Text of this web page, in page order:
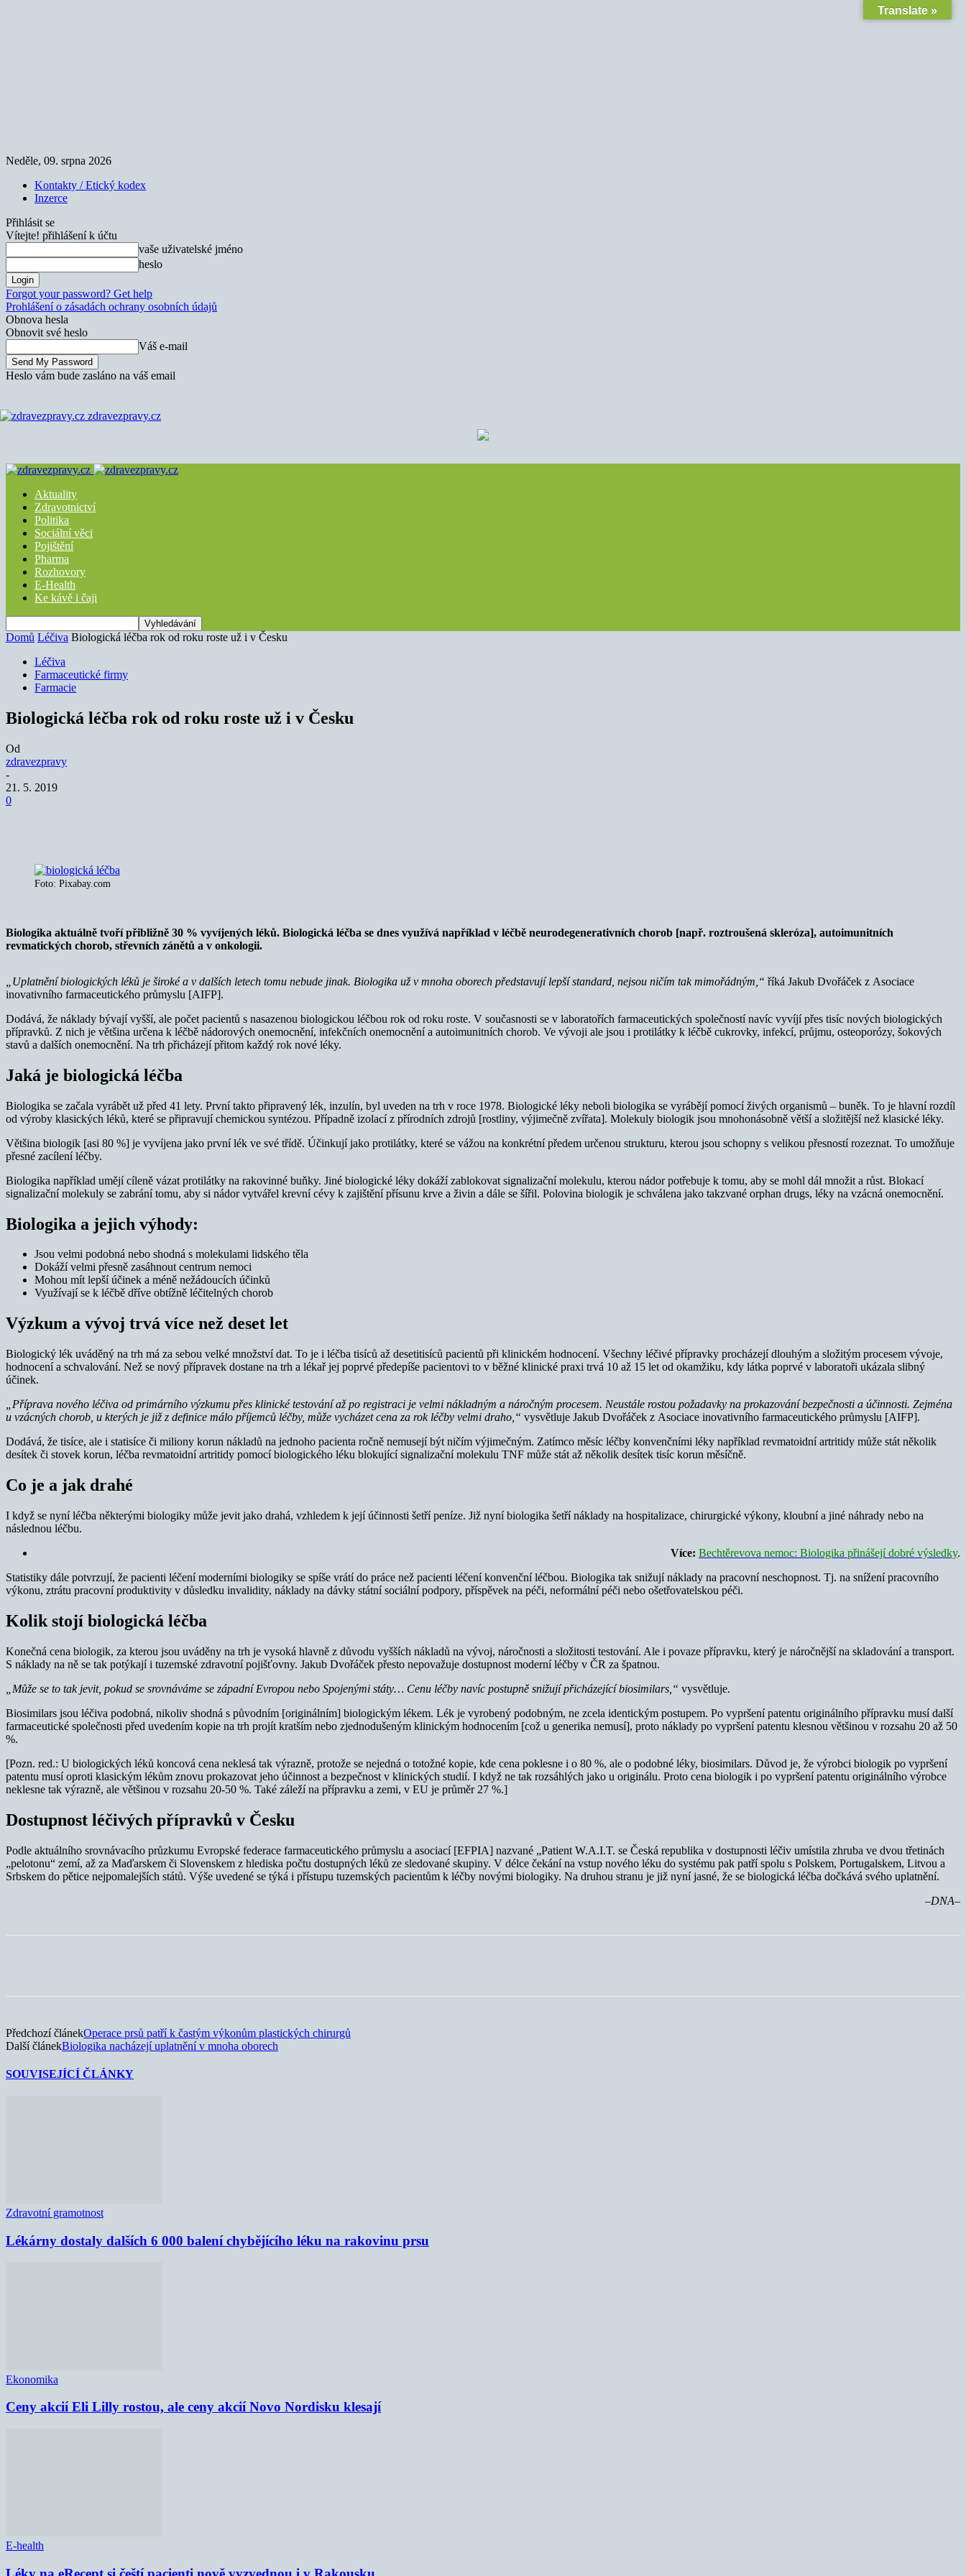
Neděle, 09. srpna 2026
Kontakty / Etický kodex
Inzerce
Přihlásit se
Vítejte! přihlášení k účtu
vaše uživatelské jméno
heslo
Forgot your password? Get help
Prohlášení o zásadách ochrany osobních údajů
Obnova hesla
Obnovit své heslo
Váš e-mail
Heslo vám bude zasláno na váš email
zdravezpravy.cz
Aktuality
Zdravotnictví
Politika
Sociální věci
Pojištění
Pharma
Rozhovory
E-Health
Ke kávě i čaji
Domů Léčiva Biologická léčba rok od roku roste už i v Česku
Léčiva
Farmaceutické firmy
Farmacie
Biologická léčba rok od roku roste už i v Česku
Od
zdravezpravy
-
21. 5. 2019
0
Foto: Pixabay.com
Biologika aktuálně tvoří přibližně 30 % vyvíjených léků. Biologická léčba se dnes využívá například v léčbě neurodegenerativních chorob [např. roztroušená skleróza], autoimunitních
revmatických chorob, střevních zánětů a v onkologii.
„Uplatnění biologických léků je široké a v dalších letech tomu nebude jinak. Biologika už v mnoha oborech představují lepší standard, nejsou ničím tak mimořádným,“ říká Jakub Dvořáček z Asociace
inovativního farmaceutického průmyslu [AIFP].
Dodává, že náklady bývají vyšší, ale počet pacientů s nasazenou biologickou léčbou rok od roku roste. V současnosti se v laboratořích farmaceutických společností navíc vyvíjí přes tisíc nových biologických
přípravků. Z nich je většina určena k léčbě nádorových onemocnění, infekčních onemocnění a autoimunitních chorob. Ve vývoji ale jsou i protilátky k léčbě cukrovky, infekcí, průjmu, osteoporózy, šokových
stavů a dalších onemocnění. Na trh přicházejí přitom každý rok nové léky.
Jaká je biologická léčba
Biologika se začala vyrábět už před 41 lety. První takto připravený lék, inzulín, byl uveden na trh v roce 1978. Biologické léky neboli biologika se vyrábějí pomocí živých organismů – buněk. To je hlavní rozdíl
od výroby klasických léků, které se připravují chemickou syntézou. Případně izolací z přírodních zdrojů [rostliny, výjimečně zvířata]. Molekuly biologik jsou mnohonásobně větší a složitější než klasické léky.
Většina biologik [asi 80 %] je vyvíjena jako první lék ve své třídě. Účinkují jako protilátky, které se vážou na konkrétní předem určenou strukturu, kterou jsou schopny s velikou přesností rozeznat. To umožňuje
přesné zacílení léčby.
Biologika například umějí cíleně vázat protilátky na rakovinné buňky. Jiné biologické léky dokáží zablokovat signalizační molekulu, kterou nádor potřebuje k tomu, aby se mohl dál množit a růst. Blokací
signalizační molekuly se zabrání tomu, aby si nádor vytvářel krevní cévy k zajištění přísunu krve a živin a dále se šířil. Polovina biologik je schválena jako takzvané orphan drugs, léky na vzácná onemocnění.
Biologika a jejich výhody:
Jsou velmi podobná nebo shodná s molekulami lidského těla
Dokáží velmi přesně zasáhnout centrum nemoci
Mohou mít lepší účinek a méně nežádoucích účinků
Využívají se k léčbě dříve obtížně léčitelných chorob
Výzkum a vývoj trvá více než deset let
Biologický lék uváděný na trh má za sebou velké množství dat. To je i léčba tisíců až desetitisíců pacientů při klinickém hodnocení. Všechny léčivé přípravky procházejí dlouhým a složitým procesem vývoje,
hodnocení a schvalování. Než se nový přípravek dostane na trh a lékař jej poprvé předepíše pacientovi to v běžné klinické praxi trvá 10 až 15 let od okamžiku, kdy látka poprvé v laboratoři ukázala slibný
účinek.
„Příprava nového léčiva od primárního výzkumu přes klinické testování až po registraci je velmi nákladným a náročným procesem. Neustále rostou požadavky na prokazování bezpečnosti a účinnosti. Zejména
u vzácných chorob, u kterých je již z definice málo příjemců léčby, může vycházet cena za rok léčby velmi draho,“ vysvětluje Jakub Dvořáček z Asociace inovativního farmaceutického průmyslu [AIFP].
Dodává, že tisíce, ale i statisíce či miliony korun nákladů na jednoho pacienta ročně nemusejí být ničím výjimečným. Zatímco měsíc léčby konvenčními léky například revmatoidní artritidy může stát několik
desítek či stovek korun, léčba revmatoidní artritidy pomocí biologického léku blokující signalizační molekulu TNF může stát až několik desítek tisíc korun měsíčně.
Co je a jak drahé
I když se nyní léčba některými biologiky může jevit jako drahá, vzhledem k její účinnosti šetří peníze. Již nyní biologika šetří náklady na hospitalizace, chirurgické výkony, kloubní a jiné náhrady nebo na
následnou léčbu.
Více: Bechtěrevova nemoc: Biologika přinášejí dobré výsledky.
Statistiky dále potvrzují, že pacienti léčení moderními biologiky se spíše vrátí do práce než pacienti léčení konvenční léčbou. Biologika tak snižují náklady na pracovní neschopnost. Tj. na snížení pracovního
výkonu, ztrátu pracovní produktivity v důsledku invalidity, náklady na dávky státní sociální podpory, příspěvek na péči, neformální péči nebo ošetřovatelskou péči.
Kolik stojí biologická léčba
Konečná cena biologik, za kterou jsou uváděny na trh je vysoká hlavně z důvodu vyšších nákladů na vývoj, náročnosti a složitosti testování. Ale i povaze přípravku, který je náročnější na skladování a transport.
S náklady na ně se tak potýkají i tuzemské zdravotní pojišťovny. Jakub Dvořáček přesto nepovažuje dostupnost moderní léčby v ČR za špatnou.
„Může se to tak jevit, pokud se srovnáváme se západní Evropou nebo Spojenými státy… Cenu léčby navíc postupně snižují přicházející biosimilars,“ vysvětluje.
Biosimilars jsou léčiva podobná, nikoliv shodná s původním [originálním] biologickým lékem. Lék je vyrobený podobným, ne zcela identickým postupem. Po vypršení patentu originálního přípravku musí další
farmaceutické společnosti před uvedením kopie na trh projít kratším nebo zjednodušeným klinickým hodnocením [což u generika nemusí], proto náklady po vypršení patentu klesnou většinou v rozsahu 20 až 50
%.
[Pozn. red.: U biologických léků koncová cena neklesá tak výrazně, protože se nejedná o totožné kopie, kde cena poklesne i o 80 %, ale o podobné léky, biosimilars. Důvod je, že výrobci biologik po vypršení
patentu musí oproti klasickým lékům znovu prokazovat jeho účinnost a bezpečnost v klinických studií. I když ne tak rozsáhlých jako u originálu. Proto cena biologik i po vypršení patentu originálního výrobce
neklesne tak výrazně, ale většinou v rozsahu 20-50 %. Také záleží na přípravku a zemi, v EU je průměr 27 %.]
Dostupnost léčivých přípravků v Česku
Podle aktuálního srovnávacího průzkumu Evropské federace farmaceutického průmyslu a asociací [EFPIA] nazvané „Patient W.A.I.T. se Česká republika v dostupnosti léčiv umístila zhruba ve dvou třetinách
„pelotonu“ zemí, až za Maďarskem či Slovenskem z hlediska počtu dostupných léků ze sledované skupiny. V délce čekání na vstup nového léku do systému pak patří spolu s Polskem, Portugalskem, Litvou a
Srbskem do pětice nejpomalejších států. Výše uvedené se týká i přístupu tuzemských pacientům k léčby novými biologiky. Na druhou stranu je již nyní jasné, že se biologická léčba dočkává svého uplatnění.
–DNA–
Předchozí článekOperace prsů patří k častým výkonům plastických chirurgů
Další článekBiologika nacházejí uplatnění v mnoha oborech
SOUVISEJÍCÍ ČLÁNKY
Zdravotní gramotnost
Lékárny dostaly dalších 6 000 balení chybějícího léku na rakovinu prsu
Ekonomika
Ceny akcií Eli Lilly rostou, ale ceny akcií Novo Nordisku klesají
E-health
Translate »